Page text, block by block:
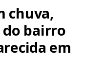
chuva,
bairro
em